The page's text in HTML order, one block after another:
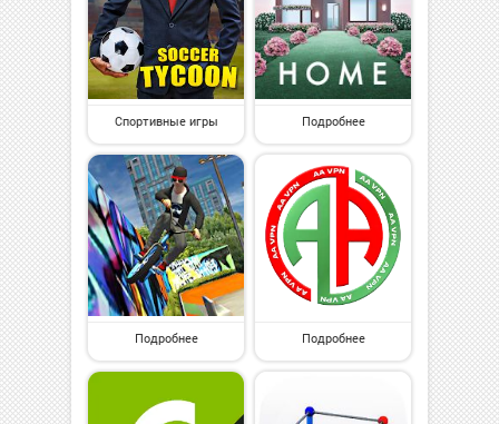
Спортивные игры Подробнее
Подробнее Подробнее